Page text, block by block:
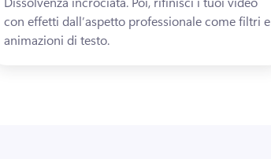
con effetti dall’aspetto professionale come filtri e
animazioni di testo.